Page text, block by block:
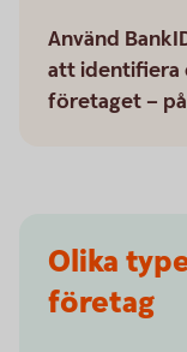
Använd
att identifiera
företaget –
Olika
företag